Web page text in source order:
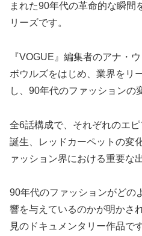
まれた90年代の革命的な瞬間
リーズです。
『VOGUE』編集者のアナ・
ボウルズをはじめ、業界をリ
し、90年代のファッションの
全6話構成で、それぞれのエ
誕生、レッドカーペットの変
ァッション界における重要な
90年代のファッションがどの
響を与えているのかが明かさ
見のドキュメンタリー作品です